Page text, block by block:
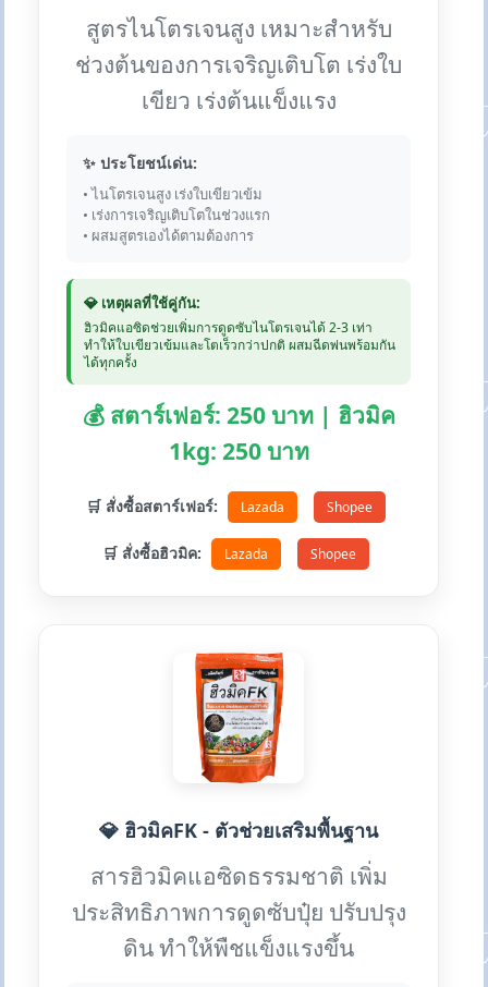
สูตรไนโตรเจนสูง เหมาะสำหรับ
ช่วงต้นของการเจริญเติบโต เร่งใบ
เขียว เร่งต้นแข็งแรง
✨ ประโยชน์เด่น:
• ไนโตรเจนสูง เร่งใบเขียวเข้ม
• เร่งการเจริญเติบโตในช่วงแรก
• ผสมสูตรเองได้ตามต้องการ
💎 เหตุผลที่ใช้คู่กัน:
ฮิวมิคแอซิดช่วยเพิ่มการดูดซับไนโตรเจนได้ 2-3 เท่า
ทำให้ใบเขียวเข้มและโตเร็วกว่าปกติ ผสมฉีดพ่นพร้อมกัน
ได้ทุกครั้ง
💰 สตาร์เฟอร์: 250 บาท | ฮิวมิค
1kg: 250 บาท
🛒 สั่งซื้อสตาร์เฟอร์: Lazada Shopee
🛒 สั่งซื้อฮิวมิค: Lazada Shopee
💎 ฮิวมิคFK - ตัวช่วยเสริมพื้นฐาน
สารฮิวมิคแอซิดธรรมชาติ เพิ่ม
ประสิทธิภาพการดูดซับปุ๋ย ปรับปรุง
ดิน ทำให้พืชแข็งแรงขึ้น